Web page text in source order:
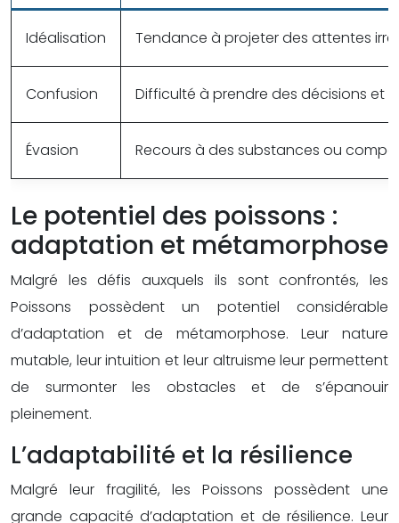
Idéalisation Tendance à projeter des attentes
Confusion Difficulté à prendre des décisions et à
Évasion Recours à des substances ou
Le potentiel des poissons :
adaptation et métamorphose
Malgré les défis auxquels ils sont confrontés, les
Poissons possèdent un potentiel considérable
d’adaptation et de métamorphose. Leur nature
mutable, leur intuition et leur altruisme leur permettent
de surmonter les obstacles et de s’épanouir
pleinement.
L’adaptabilité et la résilience
Malgré leur fragilité, les Poissons possèdent une
grande capacité d’adaptation et de résilience. Leur